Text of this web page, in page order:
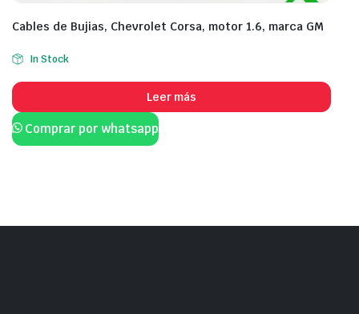
Cables de Bujias, Chevrolet Corsa, motor 1.6, marca GM
In Stock
Leer más
Comprar por whatsapp